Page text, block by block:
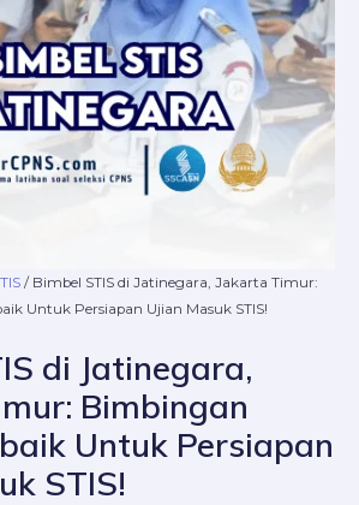
/ Bimbel STIS di Jatinegara, Jakarta Timur:
Untuk Persiapan Ujian Masuk STIS!
di Jatinegara,
Bimbingan
Untuk Persiapan
STIS!